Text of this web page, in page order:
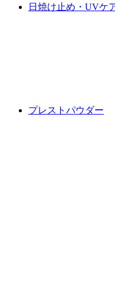
日焼け止め・UVケ
プレストパウダー